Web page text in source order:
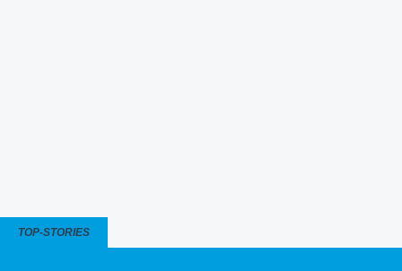
TOP-STORIES